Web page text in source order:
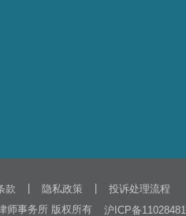
款 隐私政策
投诉处理流程
师事务所 版权所有 沪ICP备11028481